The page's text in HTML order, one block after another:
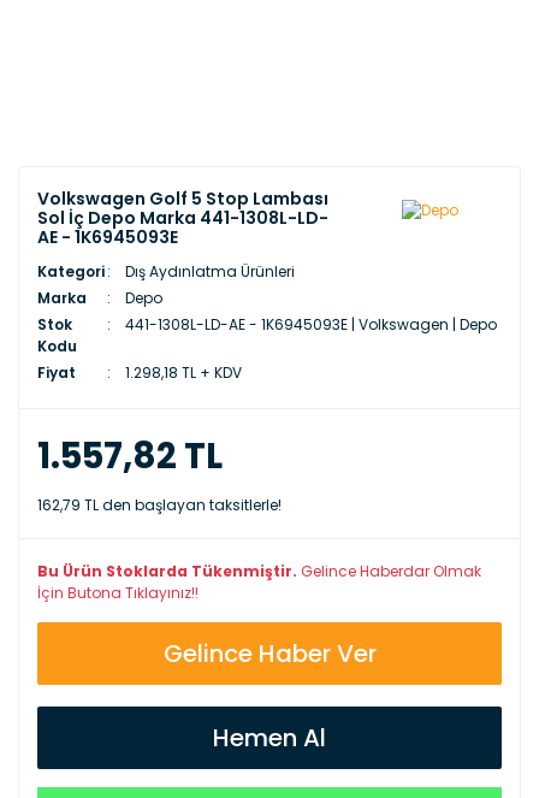
Volkswagen Golf 5 Stop Lambası
Sol İç Depo Marka 441-1308L-LD-
AE - 1K6945093E
Kategori
Dış Aydınlatma Ürünleri
Marka
Depo
Stok
Kodu
441-1308L-LD-AE - 1K6945093E | Volkswagen | Depo
Fiyat 1.298,18 TL + KDV
1.557,82 TL
162,79 TL den başlayan taksitlerle!
Bu Ürün Stoklarda Tükenmiştir. Gelince Haberdar Olmak
İçin Butona Tıklayınız!!
Gelince Haber Ver
Hemen Al